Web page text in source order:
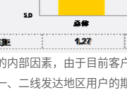
部因素，由于目前客
、二线发达地区用户的